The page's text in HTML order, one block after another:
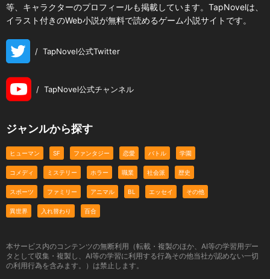
等、キャラクターのプロフィールも掲載しています。TapNovelは、
イラスト付きのWeb小説が無料で読めるゲーム小説サイトです。
/ TapNovel公式Twitter
/ TapNovel公式チャンネル
ジャンルから探す
ヒューマン SF ファンタジー 恋愛 バトル 学園
コメディ ミステリー ホラー 職業 社会派 歴史
スポーツ ファミリー アニマル BL エッセイ その他
異世界 入れ替わり 百合
本サービス内のコンテンツの無断利用（転載・複製のほか、AI等の学習用デー
タとして収集・複製し、AI等の学習に利用する行為その他当社が認めない一切
の利用行為を含みます。）は禁止します。